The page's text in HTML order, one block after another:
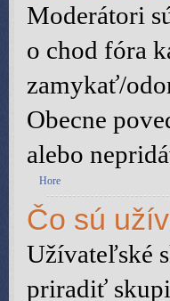
Moderátori
o chod fóra
zamykať/
Obecne
alebo
Hore
Čo sú
Užívateľské
priradiť